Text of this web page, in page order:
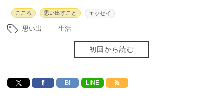
こころ 思い出すこと エッセイ
思い出 生活
初回から読む
B! LINE